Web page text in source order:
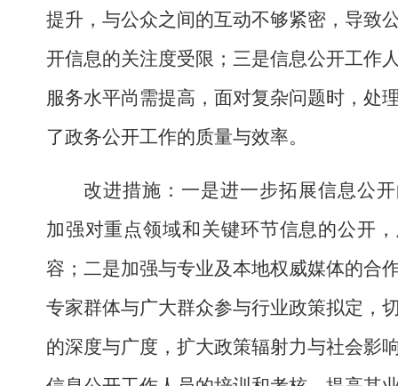
提升，与公众之间的互动不够紧密，导致
开信息的关注度受限 ；三是信息公开工作
服务水平尚需提高，面对复杂问题时，处
了政务公开工作的质量与效率。
改进措施：一是进一步拓展信息公
加强对重点领域和关键环节信息的公开
容；二是加强与专业及本地权威媒体的合
专家群体与广大群众参与行业政策拟定，
的深度与广度，扩大政策辐射力与社会影